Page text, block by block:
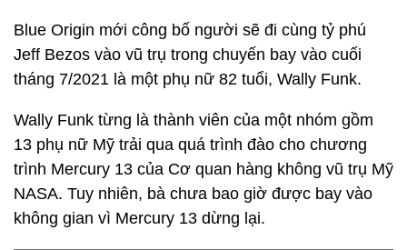
Blue Origin mới công bố người sẽ đi cùng tỷ phú
Jeff Bezos vào vũ trụ trong chuyến bay vào cuối
tháng 7/2021 là một phụ nữ 82 tuổi, Wally Funk.
Wally Funk từng là thành viên của một nhóm gồm
13 phụ nữ Mỹ trải qua quá trình đào cho chương
trình Mercury 13 của Cơ quan hàng không vũ trụ Mỹ
NASA. Tuy nhiên, bà chưa bao giờ được bay vào
không gian vì Mercury 13 dừng lại.